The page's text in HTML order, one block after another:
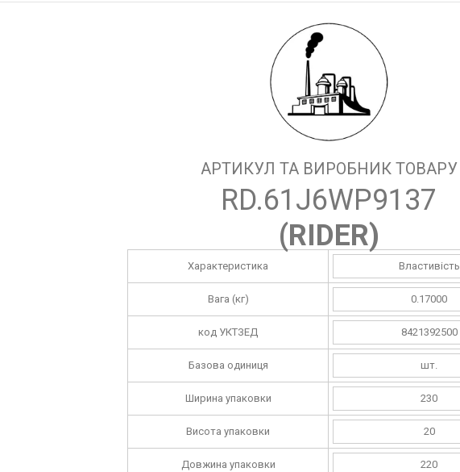
АРТИКУЛ ТА ВИРОБНИК ТОВАРУ
RD.61J6WP9137
(RIDER)
Характеристика Властивість
Вага (кг) 0.17000
код УКТЗЕД 8421392500
Базова одиниця шт.
Ширина упаковки 230
Висота упаковки 20
Довжина упаковки 220